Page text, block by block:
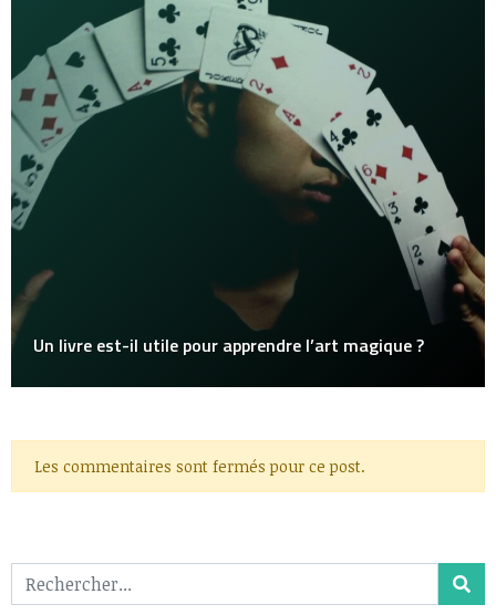
Un livre est-il utile pour apprendre l’art magique ?
Les commentaires sont fermés pour ce post.